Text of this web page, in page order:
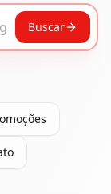
Buscar